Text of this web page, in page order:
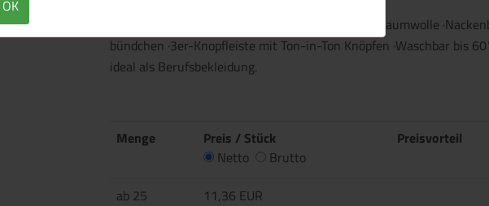
OK
·180 g/m² (White: 170 g/m²) ·65% Polyester, 35% Baumwolle
bündchen ·3er-Knopfleiste mit Ton-in-Ton Knöpfen ·Waschbar bis
ideal als Berufsbekleidung.
Menge
Preis / Stück
Netto
Brutto
Preisvorteil
ab 25
11,36 EUR